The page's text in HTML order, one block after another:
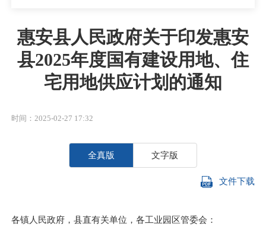
惠安县人民政府关于印发惠安
县2025年度国有建设用地、住
宅用地供应计划的通知
时间：2025-02-27 17:32
全真版 文字版
文件下载
各镇人民政府，县直有关单位，各工业园区管委会：